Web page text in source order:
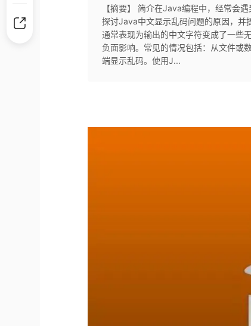
【摘要】 简介在Java编程中，经常会
探讨Java中文显示乱码问题的原因，并
通常表现为输出的中文字符变成了一些
负面影响。常见的情况包括：从文件或
端显示乱码。使用J...